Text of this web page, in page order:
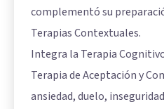
complementó su
Terapias Contextuales.
Integra la Terapia
Terapia de Aceptación y
ansiedad, duelo,